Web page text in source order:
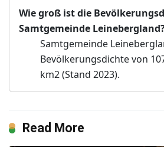
Wie groß ist die
Samtgemeinde
Samtgemeinde
Bevölkerungsdichte von
km2 (Stand 2023).
Read More